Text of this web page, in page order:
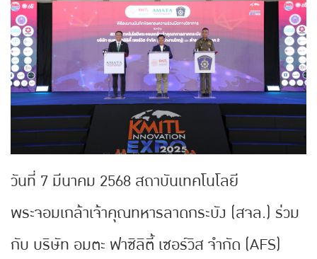
วันที่ 7 มีนาคม 2568 สถาบันเทคโนโลยี
พระจอมเกล้าเจ้าคุณทหารลาดกระบัง (สจล.) ร่วม
กับ บริษัท อมตะ ฟาซิลิตี้ เซอร์วิส จำกัด (AFS)